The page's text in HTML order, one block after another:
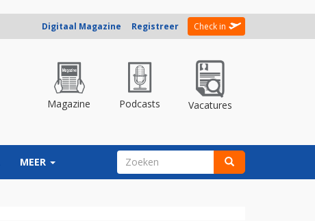
Digitaal Magazine Registreer Check in
Magazine Podcasts Vacatures
MEER ZOEKVELD